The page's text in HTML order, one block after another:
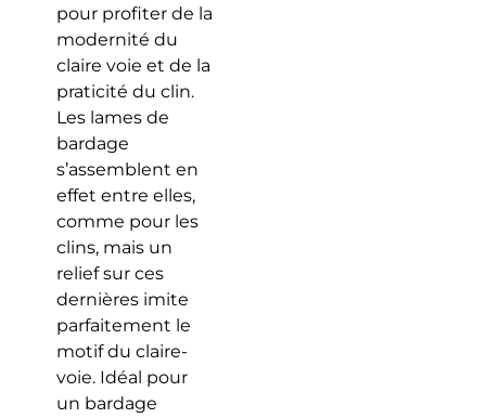
pour profiter de la
modernité du
claire voie et de la
praticité du clin.
Les lames de
bardage
s’assemblent en
effet entre elles,
comme pour les
clins, mais un
relief sur ces
dernières imite
parfaitement le
motif du claire-
voie. Idéal pour
un bardage